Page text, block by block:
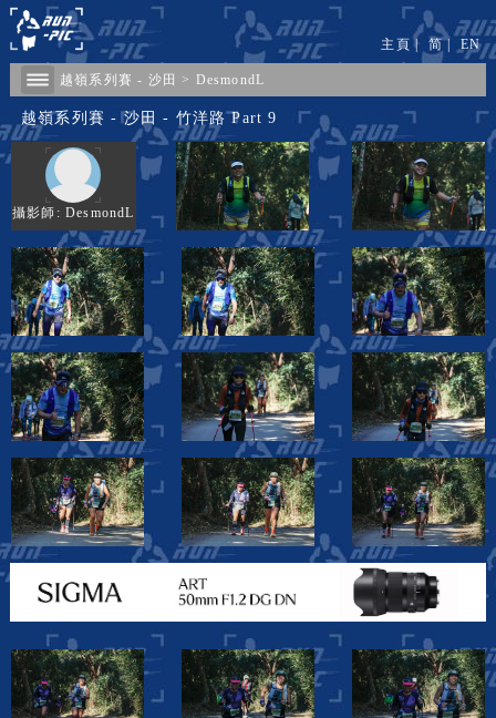
​越嶺系列賽 - 沙田 > DesmondL
主頁 | 简| EN
​越嶺系列賽 - 沙田 - 竹洋路 Part 9
攝影師: DesmondL